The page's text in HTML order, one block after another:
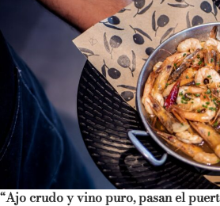
“Ajo crudo y vino puro, pasan el